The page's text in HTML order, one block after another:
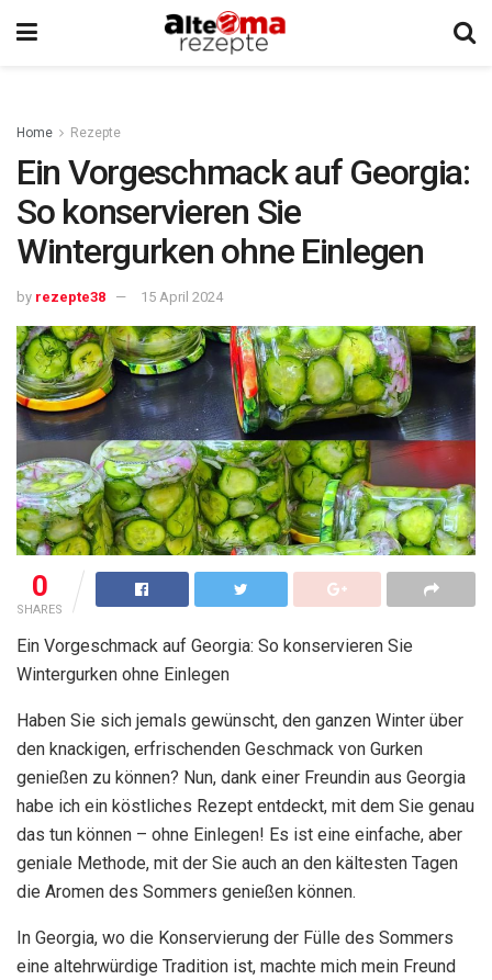
Home Rezepte
Ein Vorgeschmack auf Georgia:
So konservieren Sie
Wintergurken ohne Einlegen
by rezepte38 15 April 2024
0
SHARES
Ein Vorgeschmack auf Georgia: So konservieren Sie
Wintergurken ohne Einlegen
Haben Sie sich jemals gewünscht, den ganzen Winter über
den knackigen, erfrischenden Geschmack von Gurken
genießen zu können? Nun, dank einer Freundin aus Georgia
habe ich ein köstliches Rezept entdeckt, mit dem Sie genau
das tun können – ohne Einlegen! Es ist eine einfache, aber
geniale Methode, mit der Sie auch an den kältesten Tagen
die Aromen des Sommers genießen können.
In Georgia, wo die Konservierung der Fülle des Sommers
eine altehrwürdige Tradition ist, machte mich mein Freund